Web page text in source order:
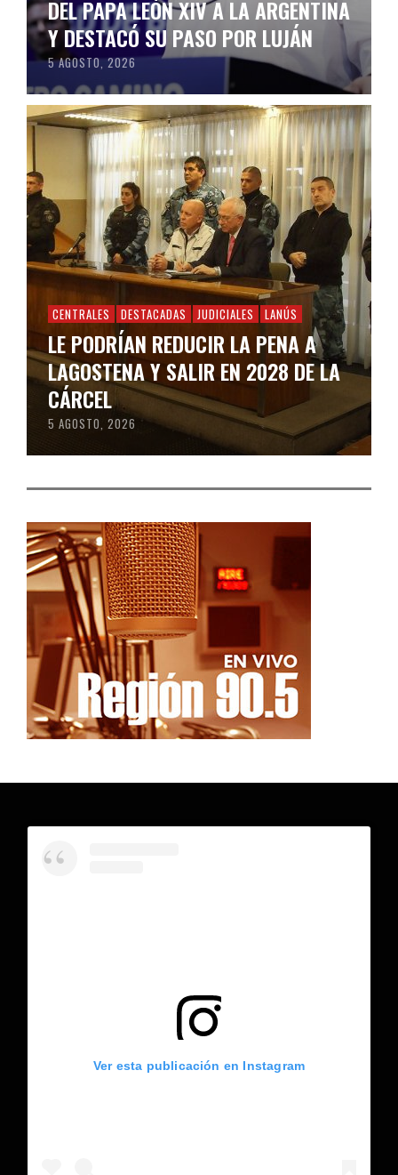
DEL PAPA LEÓN XIV A LA ARGENTINA
Y DESTACÓ SU PASO POR LUJÁN
5 AGOSTO, 2026
CENTRALES DESTACADAS JUDICIALES LANÚS
LE PODRÍAN REDUCIR LA PENA A
LAGOSTENA Y SALIR EN 2028 DE LA
CÁRCEL
5 AGOSTO, 2026
Ver esta publicación en Instagram